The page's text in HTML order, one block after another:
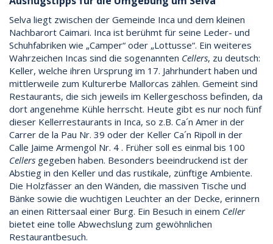
Selva liegt zwischen der Gemeinde Inca und dem kleinen
Nachbarort Caimari. Inca ist berühmt für seine Leder- und
Schuhfabriken wie „Camper“ oder „Lottusse“. Ein weiteres
Wahrzeichen Incas sind die sogenannten Cellers, zu deutsch:
Keller, welche ihren Ursprung im 17. Jahrhundert haben und
mittlerweile zum Kulturerbe Mallorcas zählen. Gemeint sind
Restaurants, die sich jeweils im Kellergeschoss befinden, da
dort angenehme Kühle herrscht. Heute gibt es nur noch fünf
dieser Kellerrestaurants in Inca, so z.B. Ca´n Amer in der
Carrer de la Pau Nr. 39 oder der Keller Ca´n Ripoll in der
Calle Jaime Armengol Nr. 4 . Früher soll es einmal bis 100
Cellers gegeben haben. Besonders beeindruckend ist der
Abstieg in den Keller und das rustikale, zünftige Ambiente.
Die Holzfässer an den Wänden, die massiven Tische und
Bänke sowie die wuchtigen Leuchter an der Decke, erinnern
an einen Rittersaal einer Burg. Ein Besuch in einem Celler
bietet eine tolle Abwechslung zum gewöhnlichen
Restaurantbesuch.